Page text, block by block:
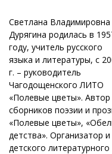
Светлана Владимировна
Дурягина родилась в
году, учитель русского
языка и литературы, с
г. – руководитель
Чагодощенского ЛИТО
«Полевые цветы». Автор
сборников поэзии и
«Полевые цветы»,
детства». Организатор
детского